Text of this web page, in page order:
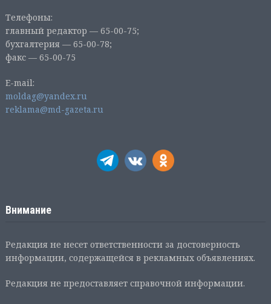
Телефоны:
главный редактор — 65-00-75;
бухгалтерия — 65-00-78;
факс — 65-00-75
E-mail:
moldag@yandex.ru
reklama@md-gazeta.ru
Внимание
Редакция не несет ответственности за достоверность
информации, содержащейся в рекламных объявлениях.
Редакция не предоставляет справочной информации.